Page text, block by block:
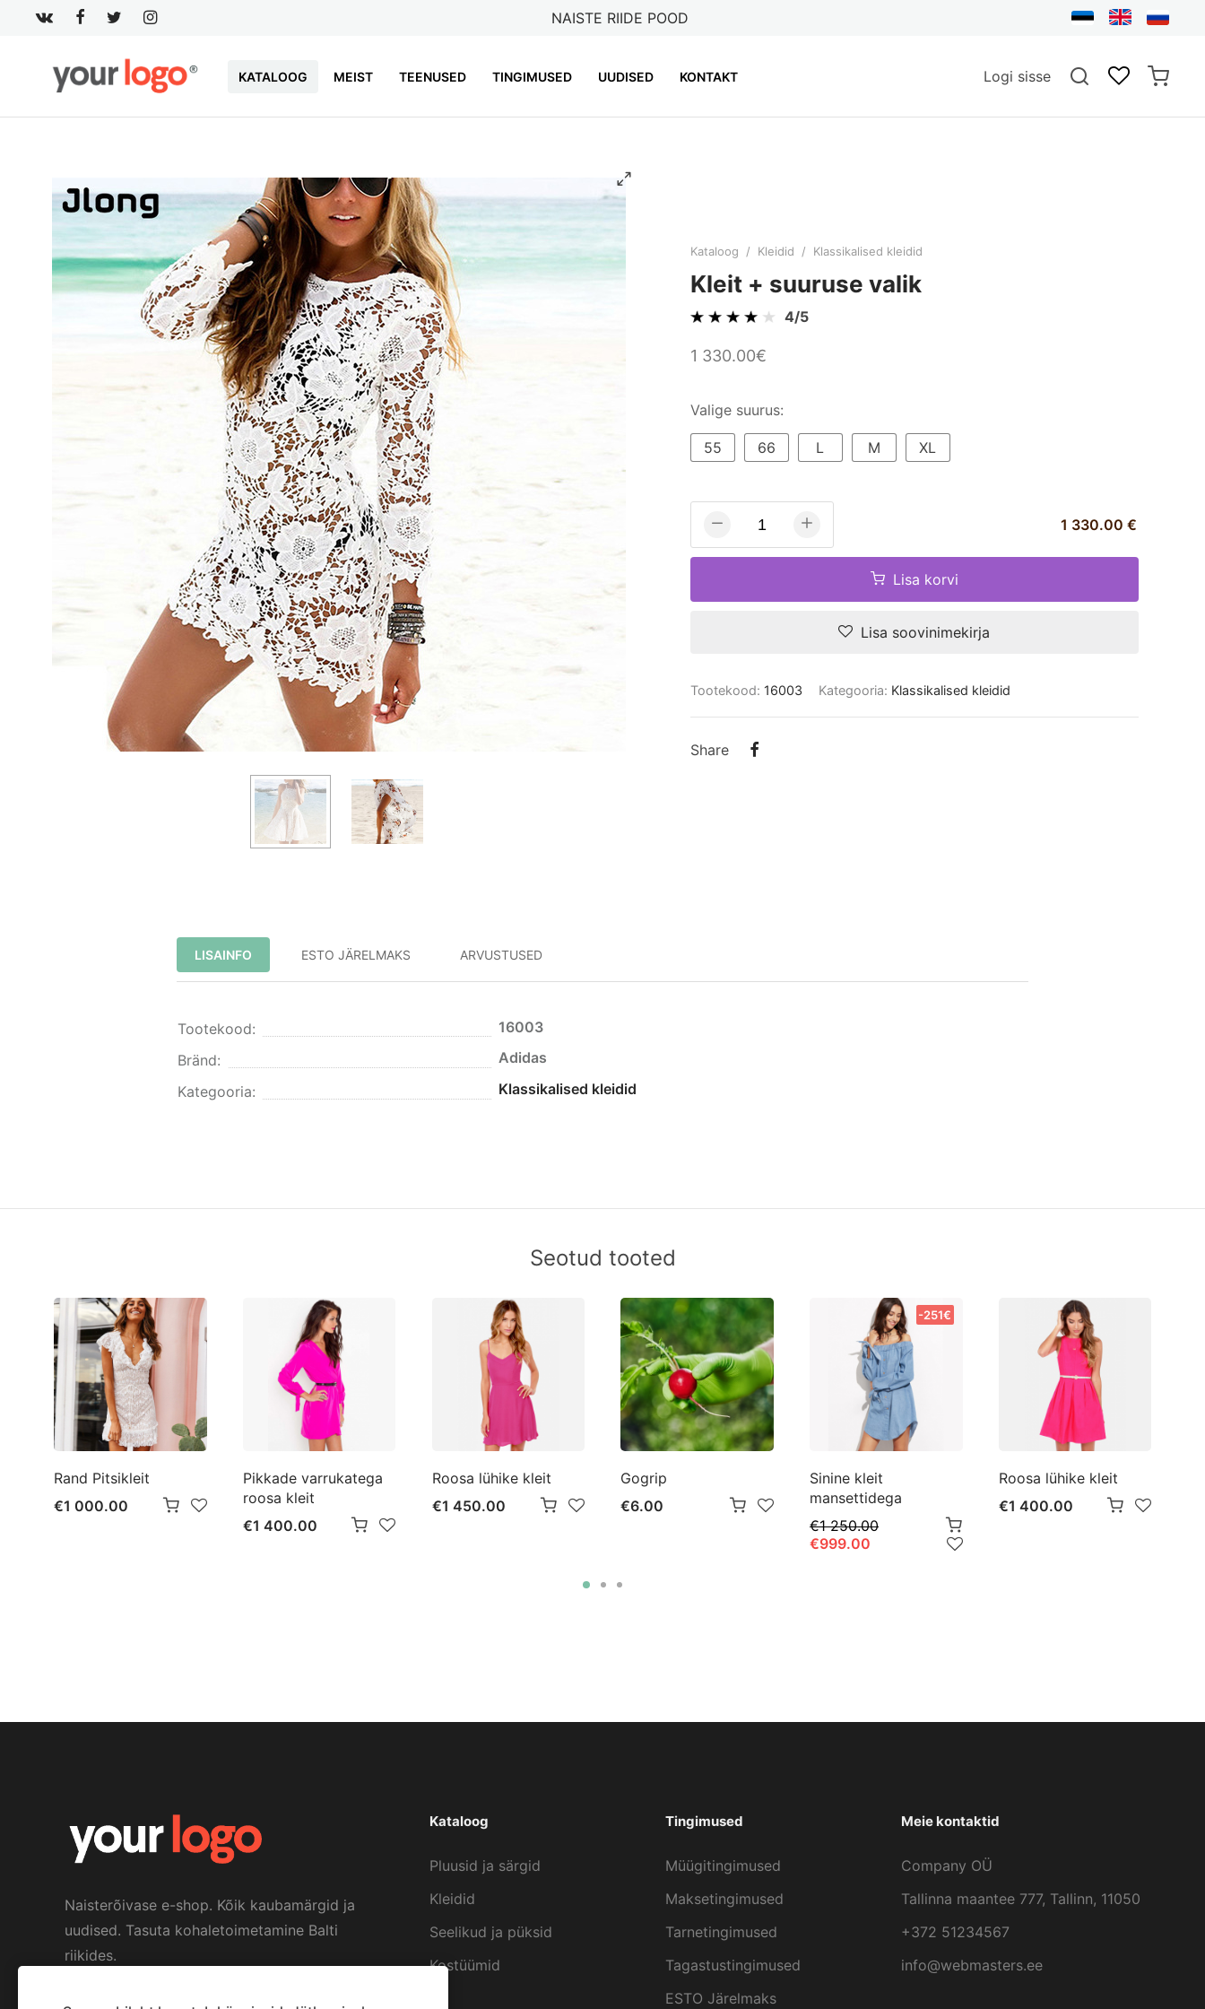
NAISTE RIIDE POOD
KATALOOG MEIST TEENUSED TINGIMUSED UUDISED KONTAKT Logi sisse
Kataloog / Kleidid / Klassikalised kleidid
Kleit + suuruse valik
4/5
1 330.00€
Valige suurus:
55 66 L M XL
1 330.00 €
Lisa korvi
Lisa soovinimekirja
Tootekood: 16003 Kategooria: Klassikalised kleidid
Share
LISAINFO ESTO JÄRELMAKS ARVUSTUSED
Tootekood:
16003
Bränd:
Adidas
Kategooria:
Klassikalised kleidid
Seotud tooted
Rand Pitsikleit
€1 000.00
Pikkade varrukatega
roosa kleit
€1 400.00
Roosa lühike kleit
€1 450.00
Gogrip
€6.00
-251€
Sinine kleit
mansettidega
€1 250.00
€999.00
Roosa lühike kleit
€1 400.00
Naisterõivase e-shop. Kõik kaubamärgid ja
uudised. Tasuta kohaletoimetamine Balti
riikides.
Kataloog
Pluusid ja särgid
Kleidid
Seelikud ja püksid
Kostüümid
Tingimused
Müügitingimused
Maksetingimused
Tarnetingimused
Tagastustingimused
ESTO Järelmaks
Meie kontaktid
Company OÜ
Tallinna maantee 777, Tallinn, 11050
+372 51234567
info@webmasters.ee